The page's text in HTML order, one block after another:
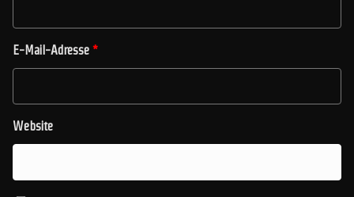
E-Mail-Adresse *
Website